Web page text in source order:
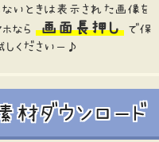
いときは表示された画像を
なら 画面長押し
で保
くださいー♪
材ダウンロード